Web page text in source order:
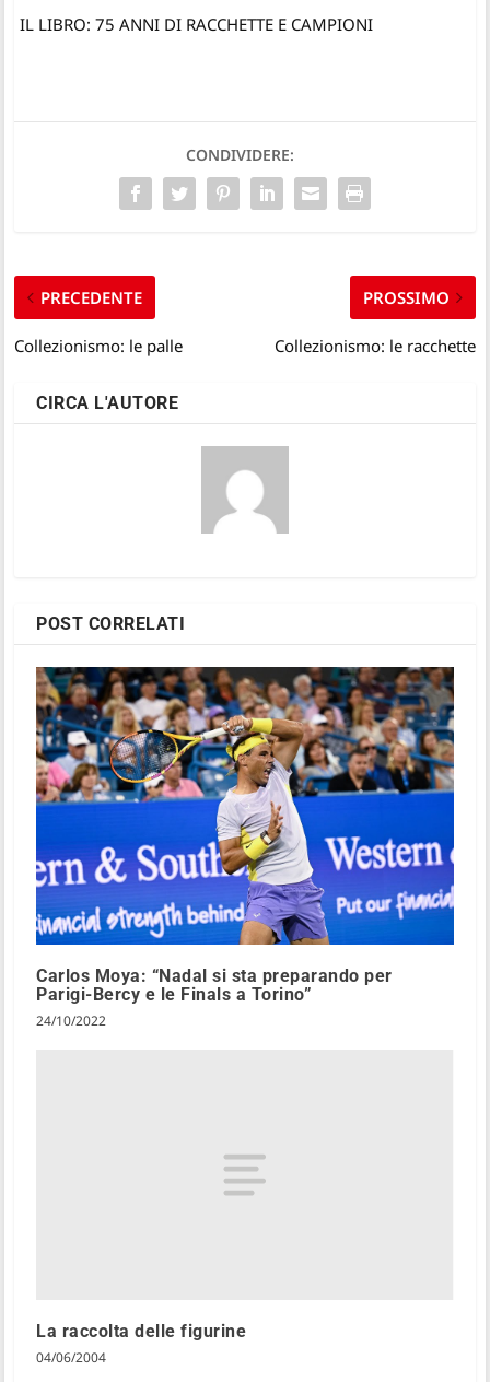
IL LIBRO: 75 ANNI DI RACCHETTE E CAMPIONI
CONDIVIDERE:
PRECEDENTE
Collezionismo: le palle
PROSSIMO
Collezionismo: le racchette
CIRCA L'AUTORE
POST CORRELATI
Carlos Moya: “Nadal si sta preparando per
Parigi-Bercy e le Finals a Torino”
24/10/2022
La raccolta delle figurine
04/06/2004